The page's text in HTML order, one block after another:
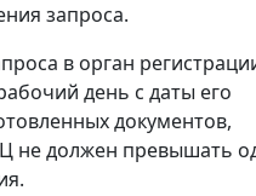
запроса.
в орган
день с даты его
документов,
не должен превышать